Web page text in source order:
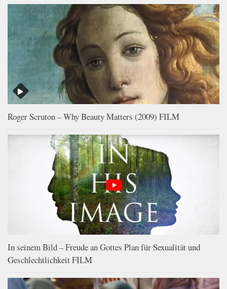
Roger Scruton – Why Beauty Matters (2009) FILM
In seinem Bild – Freude an Gottes Plan für Sexualität und
Geschlechtlichkeit FILM